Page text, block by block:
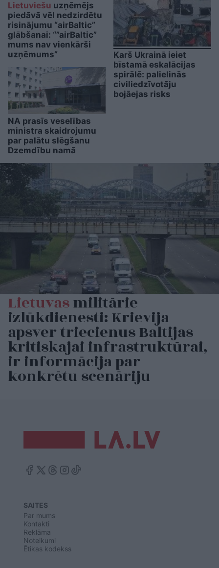
Lietuviešu uzņēmējs
piedāvā vēl nedzirdētu
risinājumu “airBaltic”
glābšanai: “”airBaltic”
mums nav vienkārši
uzņēmums”
NA prasīs veselības
ministra skaidrojumu
par palātu slēgšanu
Dzemdību namā
Karš Ukrainā ieiet
bīstamā eskalācijas
spirālē: palielinās
civiliedzīvotāju
bojāejas risks
Lietuvasmilitārie
izlūkdienesti: Krievija
apsver triecienus Baltijas
kritiskajai infrastruktūrai,
ir informācija par
konkrētu scenāriju
SAITES
Par mums
Kontakti
Reklāma
Noteikumi
Ētikas kodekss